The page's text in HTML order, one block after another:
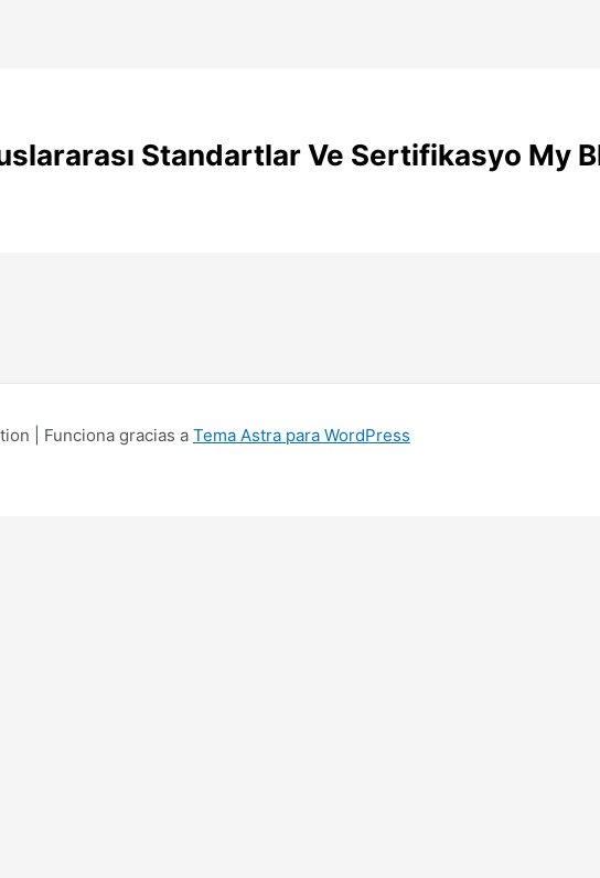
Standartlar Ve Sertifikasyo My
| Funciona gracias a Tema Astra para WordPress